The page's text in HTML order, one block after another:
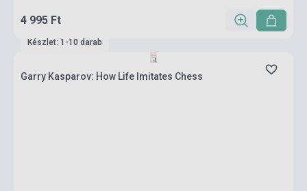
4 995 Ft
Készlet: 1-10 darab
Garry Kasparov: How Life Imitates Chess